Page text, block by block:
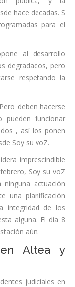
hace décadas. S
para el
al desarrollo
degradados, pero
respetando la
deben hacerse
pueden funcionar
, así los ponen
Soy su voZ.
imprescindible
Soy su voZ
actuación
una planificación
integridad de los
alguna. El día 8
aún.
en Altea y
judiciales en